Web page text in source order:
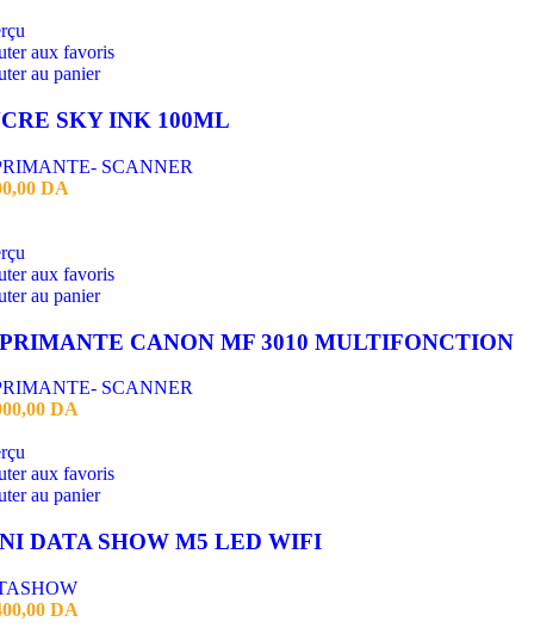
aux favoris
au panier
SKY INK 100ML
SCANNER
DA
aux favoris
au panier
CANON MF 3010 MULTIFONCTION
SCANNER
DA
aux favoris
au panier
DATA SHOW M5 LED WIFI
DA